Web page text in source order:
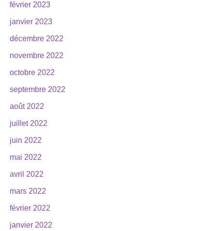
février 2023
janvier 2023
décembre 2022
novembre 2022
octobre 2022
septembre 2022
août 2022
juillet 2022
juin 2022
mai 2022
avril 2022
mars 2022
février 2022
janvier 2022